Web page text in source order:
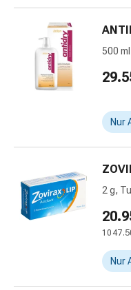
und
-
mittel
Mücken-
Anti-
Arzneimittel
500
Nur
2 g,
Nur